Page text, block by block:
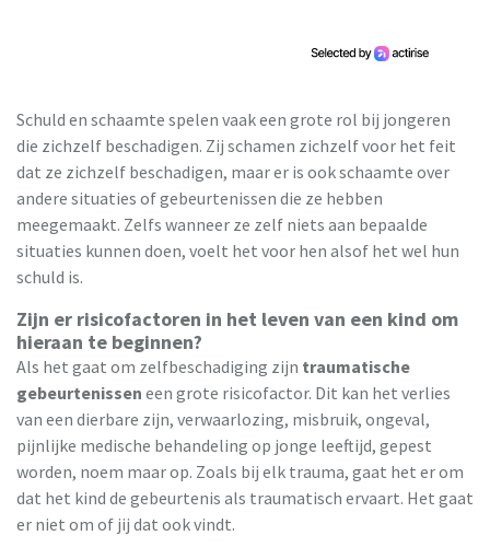
Schuld en schaamte spelen vaak een grote rol bij jongeren
die zichzelf beschadigen. Zij schamen zichzelf voor het feit
dat ze zichzelf beschadigen, maar er is ook schaamte over
andere situaties of gebeurtenissen die ze hebben
meegemaakt. Zelfs wanneer ze zelf niets aan bepaalde
situaties kunnen doen, voelt het voor hen alsof het wel hun
schuld is.
Zijn er risicofactoren in het leven van een kind om
hieraan te beginnen?
Als het gaat om zelfbeschadiging zijn traumatische
gebeurtenissen een grote risicofactor. Dit kan het verlies
van een dierbare zijn, verwaarlozing, misbruik, ongeval,
pijnlijke medische behandeling op jonge leeftijd, gepest
worden, noem maar op. Zoals bij elk trauma, gaat het er om
dat het kind de gebeurtenis als traumatisch ervaart. Het gaat
er niet om of jij dat ook vindt.